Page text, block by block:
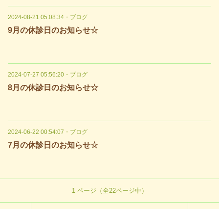
2024-08-21 05:08:34 ・ ブログ
9月の休診日のお知らせ☆
2024-07-27 05:56:20 ・ ブログ
8月の休診日のお知らせ☆
2024-06-22 00:54:07 ・ ブログ
7月の休診日のお知らせ☆
1ページ（全22ページ中）